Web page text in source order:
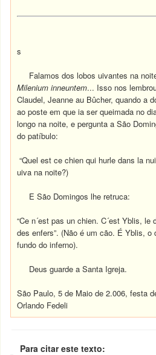
s
Falamos dos lobos uivantes na
Milenium inneuntem... Isso nos
Claudel, Jeanne au Bûcher, quando a
ao poste em que ia ser queimada no
longo na noite, e pergunta a São
do patíbulo:
“Quel est ce chien qui hurle dans la
uiva na noite?)
E São Domingos lhe retruca:
“Ce n´est pas un chien. C´est Yblis, le
des enfers”. (Não é um cão. É Yblis, o
fundo do inferno).
Deus guarde a Santa Igreja.
São Paulo, 5 de Maio de 2.006, festa
Orlando Fedeli
Para citar este texto: